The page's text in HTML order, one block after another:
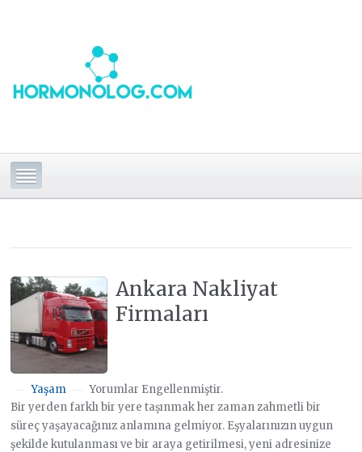
Ankara Nakliyat
Firmaları
Yaşam
Yorumlar Engellenmiştir.
Bir yerden farklı bir yere taşınmak her zaman zahmetli bir
süreç yaşayacağınız anlamına gelmiyor. Eşyalarınızın uygun
şekilde kutulanması ve bir araya getirilmesi, yeni adresinize